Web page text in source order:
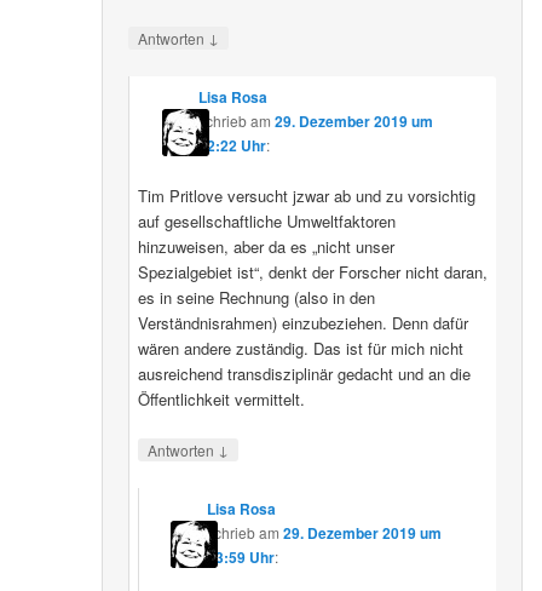
Antworten ↓
Lisa Rosa
schriebam 29. Dezember 2019 um
12:22 Uhr:
Tim Pritlove versucht jzwar ab und zu vorsichtig
auf gesellschaftliche Umweltfaktoren
hinzuweisen, aber da es „nicht unser
Spezialgebiet ist“, denkt der Forscher nicht daran,
es in seine Rechnung (also in den
Verständnisrahmen) einzubeziehen. Denn dafür
wären andere zuständig. Das ist für mich nicht
ausreichend transdisziplinär gedacht und an die
Öffentlichkeit vermittelt.
Antworten ↓
Lisa Rosa
schriebam29. Dezember 2019 um
13:59 Uhr: